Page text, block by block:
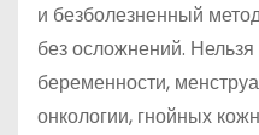
и безболезненный
без осложнений.
беременности,
онкологии, гнойных